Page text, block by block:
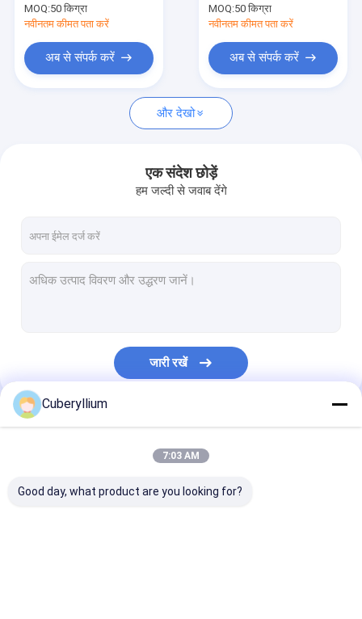
संपर्क करें
एक उद्धरण का अनुरोध करें
बेरिलियम कॉपर मिश्र धातु
C17300 बेरिलियम कॉपर
C17510 बेरिलियम कॉपर
बेरिलियम कॉपर वायर
बेरिलियम कॉपर शीट
MOQ:50 किग्रा
नवीनतम कीमत पता करें
अब से संपर्क करें
MOQ:50 किग्रा
नवीनतम कीमत पता करें
अब से संपर्क करें
और देखो
एक संदेश छोड़ें
हम जल्दी से जवाब देंगे
जारी रखें
हमारी श्रेणियाँ
Cuberyllium
7:03 AM
Good day, what product are you looking for?